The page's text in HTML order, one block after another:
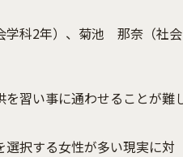
学科2年）、菊池 那奈（社会
を習い事に通わせることが難
択する女性が多い現実に対